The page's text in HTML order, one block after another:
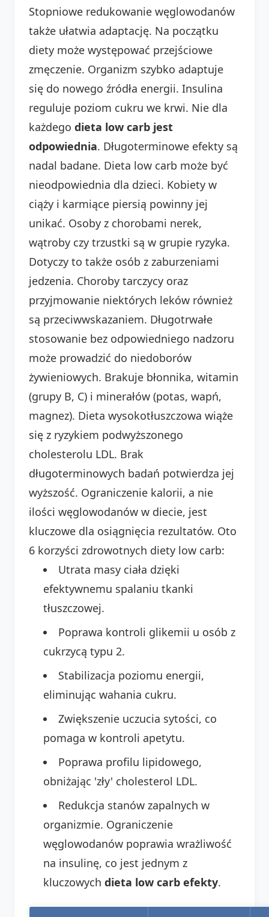
Stopniowe redukowanie węglowodanów
także ułatwia adaptację. Na początku
diety może występować przejściowe
zmęczenie. Organizm szybko adaptuje
się do nowego źródła energii. Insulina
reguluje poziom cukru we krwi. Nie dla
każdego dieta low carb jest
odpowiednia. Długoterminowe efekty są
nadal badane. Dieta low carb może być
nieodpowiednia dla dzieci. Kobiety w
ciąży i karmiące piersią powinny jej
unikać. Osoby z chorobami nerek,
wątroby czy trzustki są w grupie ryzyka.
Dotyczy to także osób z zaburzeniami
jedzenia. Choroby tarczycy oraz
przyjmowanie niektórych leków również
są przeciwwskazaniem. Długotrwałe
stosowanie bez odpowiedniego nadzoru
może prowadzić do niedoborów
żywieniowych. Brakuje błonnika, witamin
(grupy B, C) i minerałów (potas, wapń,
magnez). Dieta wysokotłuszczowa wiąże
się z ryzykiem podwyższonego
cholesterolu LDL. Brak
długoterminowych badań potwierdza jej
wyższość. Ograniczenie kalorii, a nie
ilości węglowodanów w diecie, jest
kluczowe dla osiągnięcia rezultatów. Oto
6 korzyści zdrowotnych diety low carb:
Utrata masy ciała dzięki
efektywnemu spalaniu tkanki
tłuszczowej.
Poprawa kontroli glikemii u osób z
cukrzycą typu 2.
Stabilizacja poziomu energii,
eliminując wahania cukru.
Zwiększenie uczucia sytości, co
pomaga w kontroli apetytu.
Poprawa profilu lipidowego,
obniżając 'zły' cholesterol LDL.
Redukcja stanów zapalnych w
organizmie. Ograniczenie
węglowodanów poprawia wrażliwość
na insulinę, co jest jednym z
kluczowych dieta low carb efekty.